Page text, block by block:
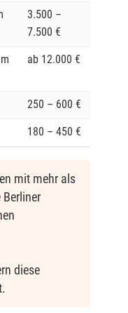
3.500 –
7.500 €
ab 12.000 €
250 – 600 €
180 – 450 €
mit mehr als
diese